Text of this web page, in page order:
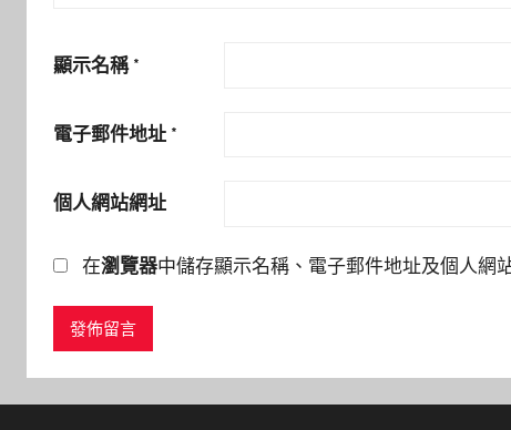
顯示名稱 *
電子郵件地址 *
個人網站網址
在瀏覽器中儲存顯示名稱、電子郵件地址及個人網